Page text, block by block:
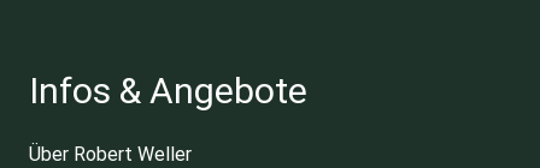
Infos & Angebote
Über Robert Weller